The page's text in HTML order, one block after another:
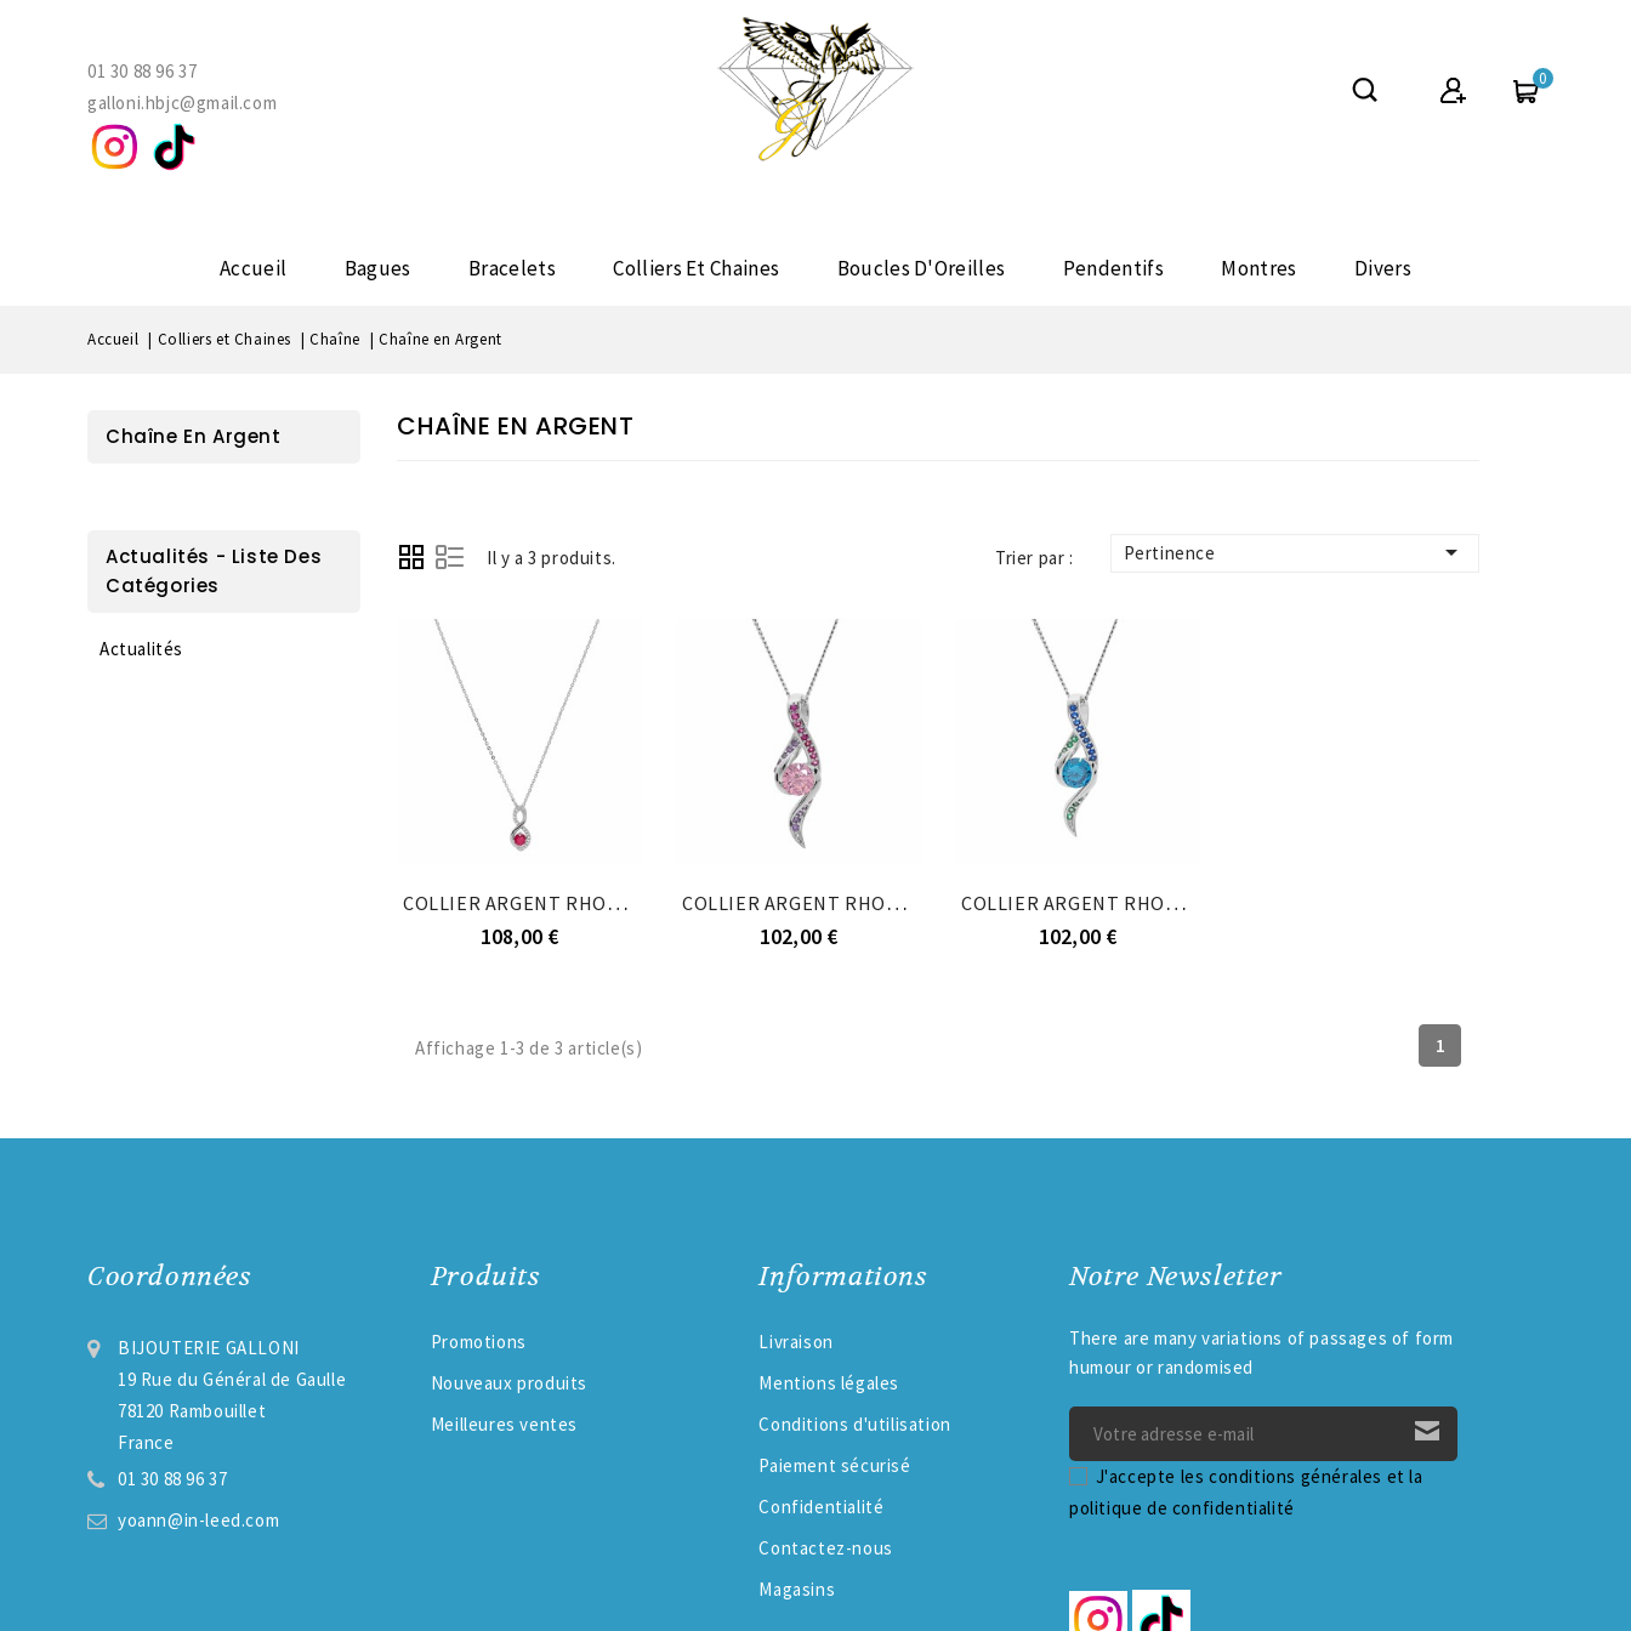
01 30 88 96 37
galloni.hbjc@gmail.com
0
Accueil Bagues Bracelets Colliers Et Chaines Boucles D'Oreilles Pendentifs Montres Divers
Accueil Colliers et Chaines Chaîne Chaîne en Argent
Chaîne En Argent
Actualités - Liste Des
Catégories
Actualités
CHAÎNE EN ARGENT
Il y a 3 produits. Trier par : Pertinence 
COLLIER ARGENT RHODIÉ PENDENTIF INFINI OXYDES...
108,00 €
COLLIER ARGENT RHODIÉ PENDENTIF 2 RAILS OXYDES...
102,00 €
COLLIER ARGENT RHODIÉ PENDANTIF 2 RAILS OXYDES...
102,00 €
Affichage 1-3 de 3 article(s) 1
Coordonnées
BIJOUTERIE GALLONI
19 Rue du Général de Gaulle
78120 Rambouillet
France
01 30 88 96 37
yoann@in-leed.com
Produits
Promotions
Nouveaux produits
Meilleures ventes
Informations
Livraison
Mentions légales
Conditions d'utilisation
Paiement sécurisé
Confidentialité
Contactez-nous
Magasins
Notre Newsletter
There are many variations of passages of form
humour or randomised
J'accepte les conditions générales et la
politique de confidentialité